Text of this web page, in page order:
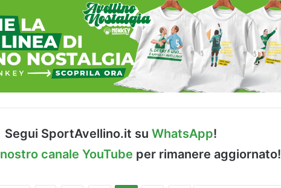
Segui SportAvellino.it su WhatsApp!
nostro canale YouTube per rimanere aggiornato!